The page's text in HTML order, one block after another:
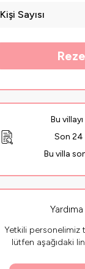
Kişi Sayısı
Bu
Son
Bu villa
Yetkili personelimiz
lütfen aşağıdaki